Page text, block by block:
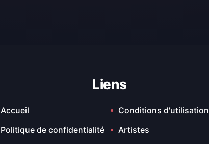
Liens
Accueil
Conditions d'utilisation
Politique de confidentialité
Artistes